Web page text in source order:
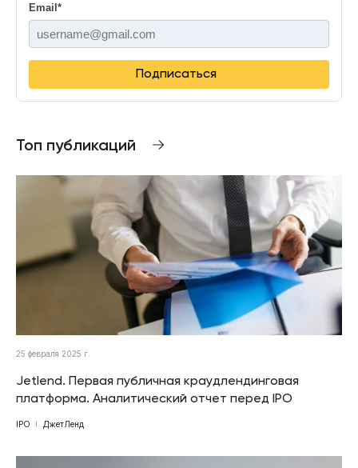
Email *
Подписаться
Топ публикаций
25 февраля 2025 г.
Jetlend. Первая публичная краудлендинговая
платформа. Аналитический отчет перед IPO
IPO ДжетЛенд